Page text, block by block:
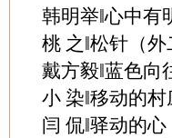
韩明举‖心中有
桃 之‖松针（外
戴方毅‖蓝色向
小 染‖移动的村
闫 侃‖驿动的心